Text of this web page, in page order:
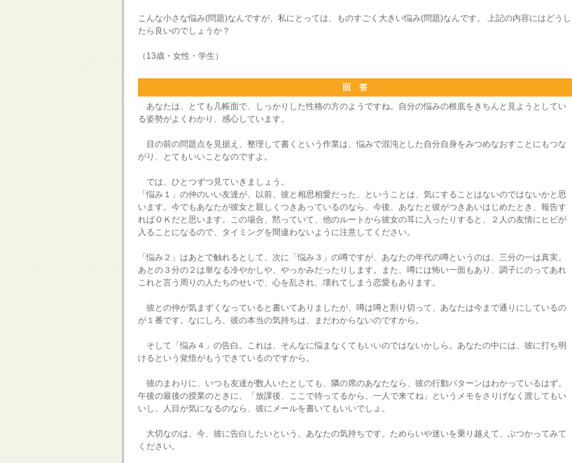
こんな小さな悩み(問題)なんですが、私にとっては、ものすごく大きい悩み(問題)なんです。 上記の内容にはどうし
たら良いのでしょうか？
（13歳・女性・学生）
回 答
あなたは、とても几帳面で、しっかりした性格の方のようですね。自分の悩みの根底をきちんと見ようとしてい
る姿勢がよくわかり、感心しています。
目の前の問題点を見据え、整理して書くという作業は、悩みで混沌とした自分自身をみつめなおすことにもつな
がり、とてもいいことなのですよ。
では、ひとつずつ見ていきましょう。
「悩み１」の仲のいい友達が、以前、彼と相思相愛だった、ということは、気にすることはないのではないかと思
います。今でもあなたが彼女と親しくつきあっているのなら、今後、あなたと彼がつきあいはじめたとき、報告す
ればＯＫだと思います。この場合、黙っていて、他のルートから彼女の耳に入ったりすると、２人の友情にヒビが
入ることになるので、タイミングを間違わないように注意してください。
「悩み２」はあとで触れるとして、次に「悩み３」の噂ですが、あなたの年代の噂というのは、三分の一は真実。
あとの３分の２は単なる冷やかしや、やっかみだったりします。また、噂には怖い一面もあり、調子にのってあれ
これと言う周りの人たちのせいで、心を乱され、壊れてしまう恋愛もあります。
彼との仲が気まずくなっていると書いてありましたが、噂は噂と割り切って、あなたは今まで通りにしているの
が１番です。なにしろ、彼の本当の気持ちは、まだわからないのですから。
そして「悩み４」の告白。これは、そんなに悩まなくてもいいのではないかしら。あなたの中には、彼に打ち明
けるという覚悟がもうできているのですから。
彼のまわりに、いつも友達が数人いたとしても、隣の席のあなたなら、彼の行動パターンはわかっているはず。
午後の最後の授業のときに、「放課後、ここで待ってるから、一人で来てね」というメモをさりげなく渡してもい
いし、人目が気になるのなら、彼にメールを書いてもいいでしょ。
大切なのは、今、彼に告白したいという、あなたの気持ちです。ためらいや迷いを乗り越えて、ぶつかってみて
ください。